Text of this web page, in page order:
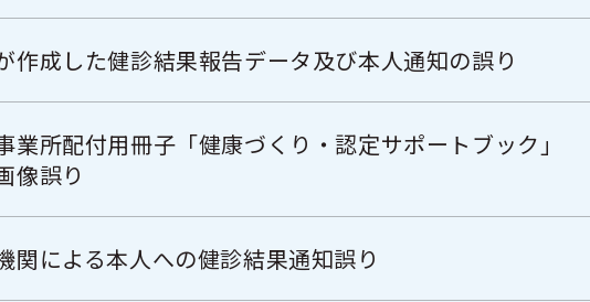
作成した健診結果報告データ及び本人通知の誤り
業所配付用冊子「健康づくり・認定サポートブック」
像誤り
関による本人への健診結果通知誤り